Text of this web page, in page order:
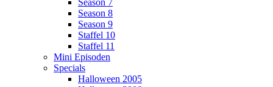
Season 7
Season 8
Season 9
Staffel 10
Staffel 11
Mini Episoden
Specials
Halloween 2005